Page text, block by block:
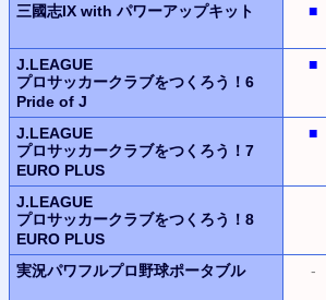
三國志IX with パワーアップキット
■
J.LEAGUE
プロサッカークラブをつくろう！6
Pride of J
■
J.LEAGUE
プロサッカークラブをつくろう！7
EURO PLUS
■
J.LEAGUE
プロサッカークラブをつくろう！8
EURO PLUS
実況パワフルプロ野球ポータブル -